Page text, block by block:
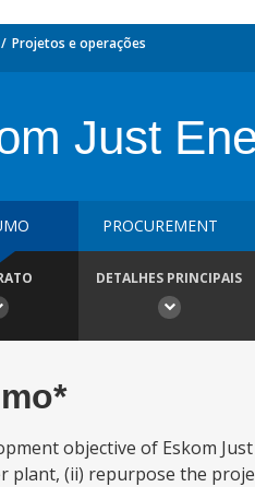
Projetos e operações
Just
PROCUREMENT
DETALHES PRINCIPAIS
objective of Eskom
plant, (ii) repurpose the